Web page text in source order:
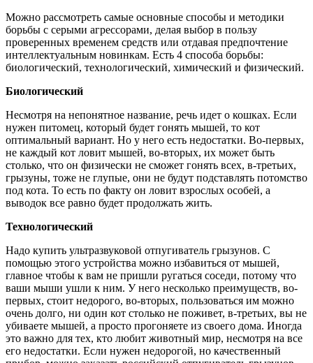
Можно рассмотреть самые основные способы и методики
борьбы с серыми агрессорами, делая выбор в пользу
проверенных временем средств или отдавая предпочтение
интеллектуальным новинкам. Есть 4 способа борьбы:
биологический, технологический, химический и физический.
Биологический
Несмотря на непонятное название, речь идет о кошках. Если
нужен питомец, который будет гонять мышей, то кот
оптимальный вариант. Но у него есть недостатки. Во-первых,
не каждый кот ловит мышей, во-вторых, их может быть
столько, что он физически не сможет гонять всех, в-третьих,
грызуны, тоже не глупые, они не будут подставлять потомство
под кота. То есть по факту он ловит взрослых особей, а
выводок все равно будет продолжать жить.
Технологический
Надо купить ультразвуковой отпугиватель грызунов. С
помощью этого устройства можно избавиться от мышей,
главное чтобы к вам не пришли ругаться соседи, потому что
ваши мыши ушли к ним. У него несколько преимуществ, во-
первых, стоит недорого, во-вторых, пользоваться им можно
очень долго, ни один кот столько не поживет, в-третьих, вы не
убиваете мышей, а просто прогоняете из своего дома. Иногда
это важно для тех, кто любит животный мир, несмотря на все
его недостатки. Если нужен недорогой, но качественный